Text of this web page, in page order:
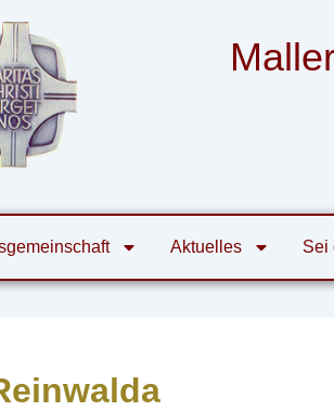
Aktuelles Sei